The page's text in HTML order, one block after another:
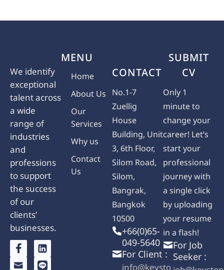
We identify
exceptional
talent across
a wide
range of
industries
and
professions
to support
the success
of our
clients’
businesses.
MENU
Home
About Us
Our
Services
Why us
Contact
Us
CONTACT
No.1-7
Zuellig
House
Building, Unit
3, 6th Floor,
Silom Road,
Silom,
Bangrak,
Bangkok
10500
+66(0)65-
049-5640
For Client :
SUBMIT
CV
Only 1
minute to
change your
career! Let’s
start your
professional
journey with
a single click
by uploading
your resume
in a flash!
For Job
Seeker :